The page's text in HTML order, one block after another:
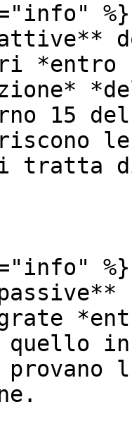
%}
*entro
15 del
tratta
%}
quello
provano